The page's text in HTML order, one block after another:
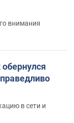
внимания
в сети и